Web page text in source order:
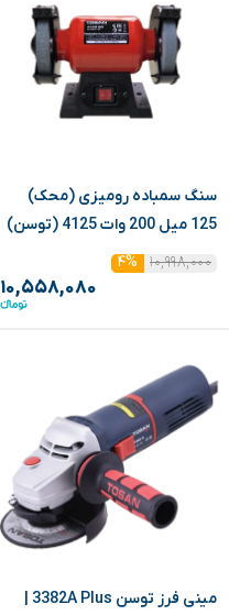
سنگ سمباده رومیزی (محک)
125 میل 200 وات 4125 (توسن)
۱۰,۹۹۸,۰۰۰
۴%
۱۰,۵۵۸,۰۸۰